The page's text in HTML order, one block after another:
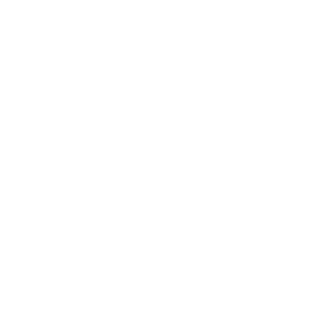
um die Anzahl zu erhöhen oder
benutze die Schaltflächen um die